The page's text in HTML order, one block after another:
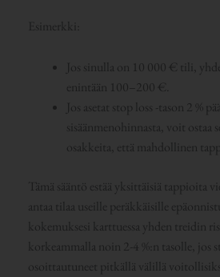
Esimerkki:
Jos sinulla on 10 000 € tili,
enintään 100–200 €.
Jos asetat stop loss -tason 2 %
sisäänmenohinnasta, voit ostaa
osakkeita, että mahdollinen
Tämä sääntö estää yksittäisiä tappioita
antaa tilaa useille peräkkäisille
kokemuksesi karttuessa yhden treidin
korkeammalla noin 2-4 %:n tasolle, jos
osoittautuneet pitkällä välillä